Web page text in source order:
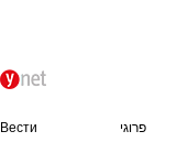
פרוגי Вести